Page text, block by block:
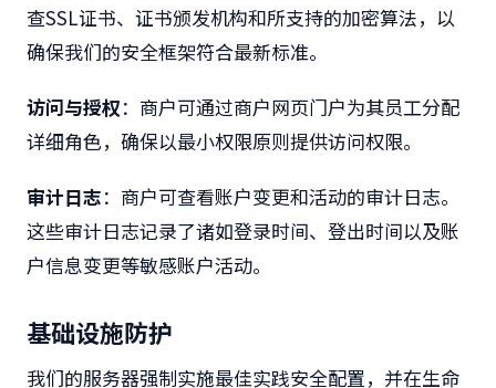
查SSL证书、证书颁发机构和所支持的加密算法，以
确保我们的安全框架符合最新标准。
访问与授权：商户可通过商户网页门户为其员工分配
详细角色，确保以最小权限原则提供访问权限。
审计日志：商​户可查看账户变更和活动的审计日志。
这些审计日志记录了诸如登录时间、登出时间以及账
户信息变更等敏感账户活动。
基础设施防护
我们的服务器强制实施最佳实践安全配置，并在生命